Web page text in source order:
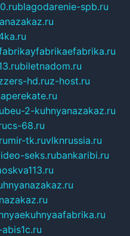
blagodarenie-spb.ru
biletnadom.ru
hd.ruz-host.ru
2-kuhnyanazakaz.ru
cs-68.ru
mir-tk.ruvlknrussia.ru
seks.rubankaribi.ru